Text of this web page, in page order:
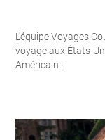
L'équipe Voyages
voyage aux États-
Américain !